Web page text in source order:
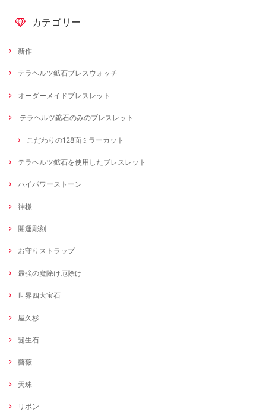
カテゴリー
新作
テラヘルツ鉱石ブレスウォッチ
オーダーメイドブレスレット
テラヘルツ鉱石のみのブレスレット
こだわりの128面ミラーカット
テラヘルツ鉱石を使用したブレスレット
ハイパワーストーン
神様
開運彫刻
お守りストラップ
最強の魔除け厄除け
世界四大宝石
屋久杉
誕生石
薔薇
天珠
リボン